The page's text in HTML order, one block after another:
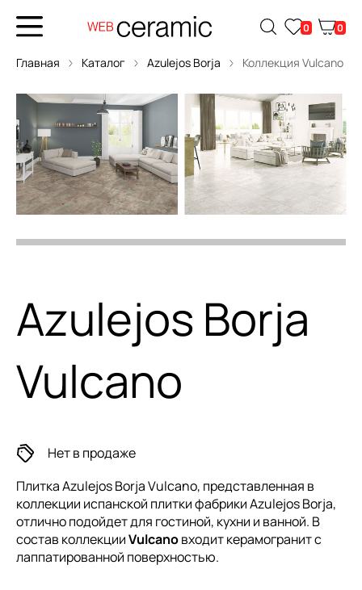
0 0
Главная Каталог Azulejos Borja Коллекция Vulcano
Azulejos Borja
Vulcano
Нет в продаже
Плитка Azulejos Borja Vulcano, представленная в
коллекции испанской плиткифабрики Azulejos Borja,
отлично подойдет для гостиной, кухни и ванной. В
состав коллекцииVulcanoвходит керамогранит с
лаппатированной поверхностью.